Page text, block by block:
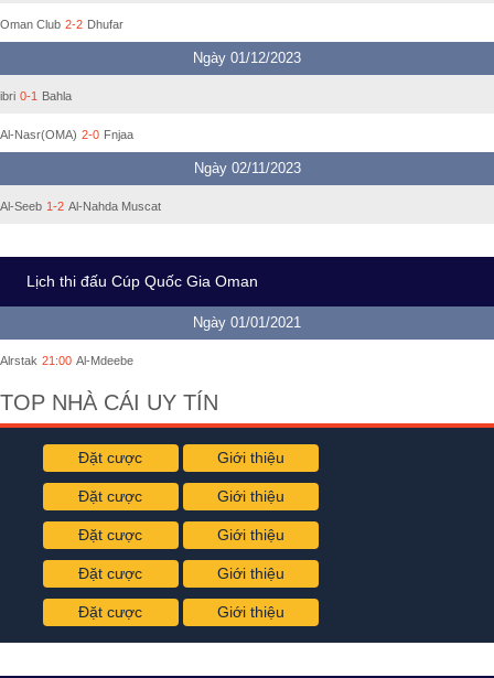
Oman Club 2-2 Dhufar
Ngày 01/12/2023
ibri 0-1 Bahla
Al-Nasr(OMA) 2-0 Fnjaa
Ngày 02/11/2023
Al-Seeb 1-2 Al-Nahda Muscat
Lịch thi đấu Cúp Quốc Gia Oman
Ngày 01/01/2021
Alrstak 21:00 Al-Mdeebe
TOP NHÀ CÁI UY TÍN
Đặt cược Giới thiệu
Đặt cược Giới thiệu
Đặt cược Giới thiệu
Đặt cược Giới thiệu
Đặt cược Giới thiệu